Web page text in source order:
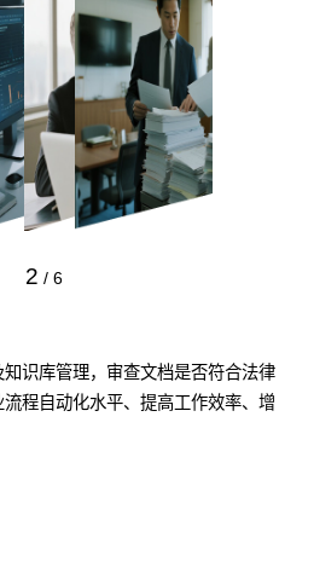
2 / 6
识库管理，审查文档是否符合法律
程自动化水平、提高工作效率、增